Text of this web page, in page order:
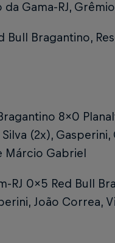
Gama-RJ,
Bragantino,
8x0
(2x),
Márcio Gabriel
RJ 0x5 Red Bull
João Correa,